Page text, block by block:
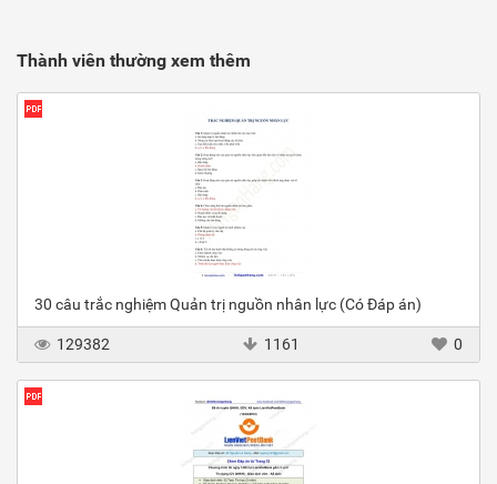
Thành viên thường xem thêm
30 câu trắc nghiệm Quản trị nguồn nhân lực (Có Đáp án)
129382 1161 0